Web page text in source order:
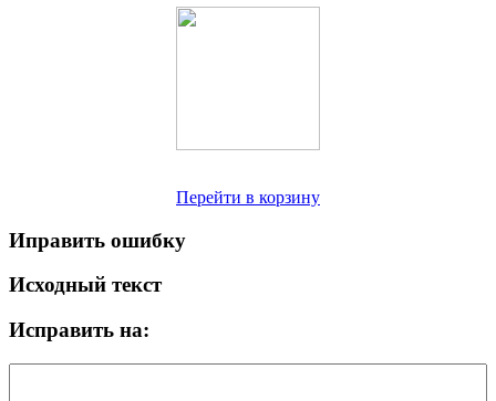
Перейти в корзину
Иправить ошибку
Исходный текст
Исправить на: